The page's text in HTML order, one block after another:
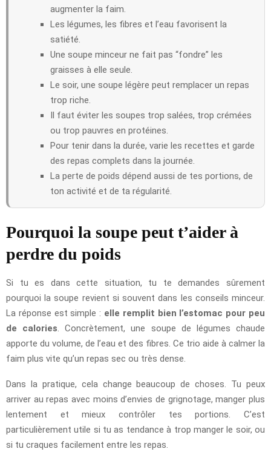
augmenter la faim.
Les légumes, les fibres et l’eau favorisent la
satiété.
Une soupe minceur ne fait pas “fondre” les
graisses à elle seule.
Le soir, une soupe légère peut remplacer un repas
trop riche.
Il faut éviter les soupes trop salées, trop crémées
ou trop pauvres en protéines.
Pour tenir dans la durée, varie les recettes et garde
des repas complets dans la journée.
La perte de poids dépend aussi de tes portions, de
ton activité et de ta régularité.
Pourquoi la soupe peut t’aider à
perdre du poids
Si tu es dans cette situation, tu te demandes sûrement
pourquoi la soupe revient si souvent dans les conseils minceur.
La réponse est simple : elle remplit bien l’estomac pour peu
de calories . Concrètement, une soupe de légumes chaude
apporte du volume, de l’eau et des fibres. Ce trio aide à calmer la
faim plus vite qu’un repas sec ou très dense.
Dans la pratique, cela change beaucoup de choses. Tu peux
arriver au repas avec moins d’envies de grignotage, manger plus
lentement et mieux contrôler tes portions. C’est
particulièrement utile si tu as tendance à trop manger le soir, ou
si tu craques facilement entre les repas.